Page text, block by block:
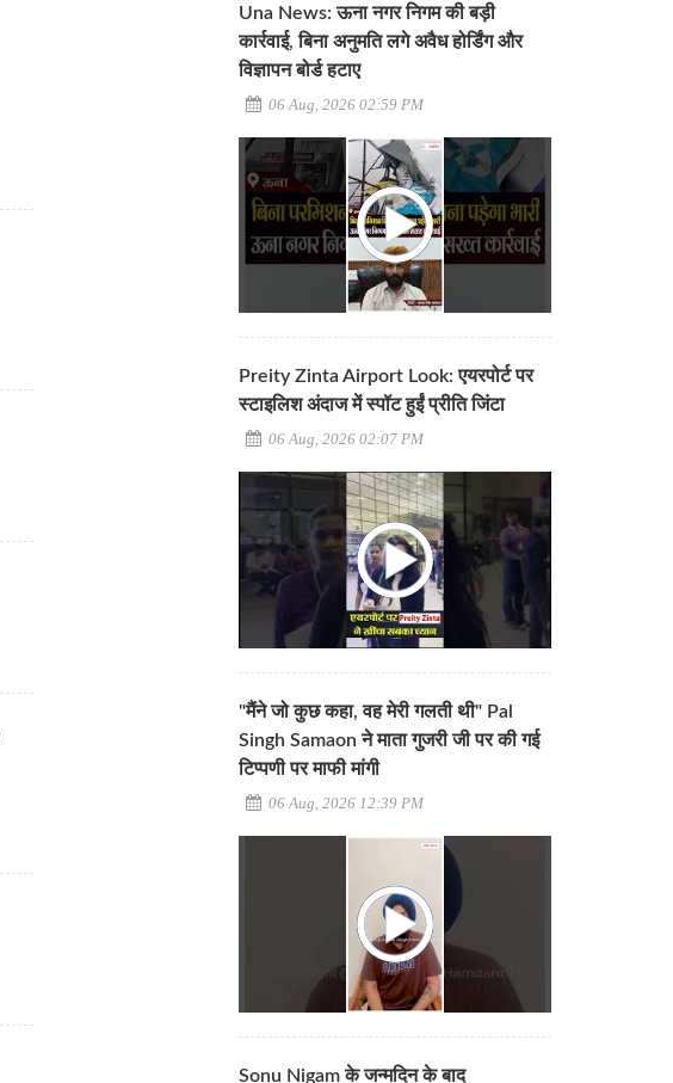
Una News: ऊना नगर निगम की बड़ी
कार्रवाई, बिना अनुमति लगे अवैध होर्डिंग और
विज्ञापन बोर्ड हटाए
06 Aug, 2026 02:59 PM
Preity Zinta Airport Look: एयरपोर्ट पर
स्टाइलिश अंदाज में स्पॉट हुईं प्रीति जिंटा
06 Aug, 2026 02:07 PM
"मैंने जो कुछ कहा, वह मेरी गलती थी" Pal
Singh Samaon ने माता गुजरी जी पर की गई
टिप्पणी पर माफी मांगी
06 Aug, 2026 12:39 PM
Sonu Nigam के जन्मदिन के बाद